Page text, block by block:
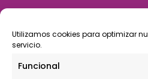
Utilizamos cookies para optimizar
servicio.
Funcional
tulineamagica.com